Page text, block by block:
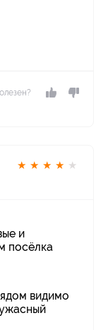
★ ★ ★ ★ ★
и
посёлка
видимо